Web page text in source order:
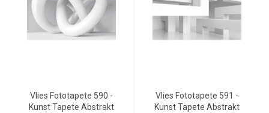
Vlies Fototapete 590 -
Kunst Tapete Abstrakt
Vlies Fototapete 591 -
Kunst Tapete Abstrakt